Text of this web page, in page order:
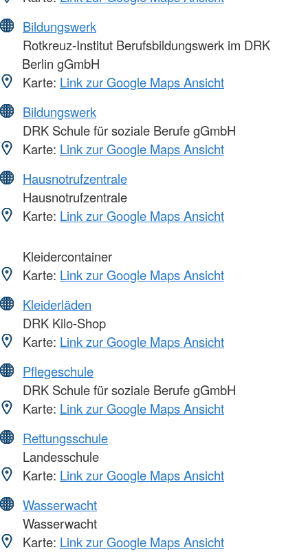
Bildungswerk
Rotkreuz-Institut Berufsbildungswerk im DRK
Berlin gGmbH
Karte: Link zur Google Maps Ansicht
Bildungswerk
DRK Schule für soziale Berufe gGmbH
Karte: Link zur Google Maps Ansicht
Hausnotrufzentrale
Hausnotrufzentrale
Karte: Link zur Google Maps Ansicht
Kleidercontainer
Karte: Link zur Google Maps Ansicht
Kleiderläden
DRK Kilo-Shop
Karte: Link zur Google Maps Ansicht
Pflegeschule
DRK Schule für soziale Berufe gGmbH
Karte: Link zur Google Maps Ansicht
Rettungsschule
Landesschule
Karte: Link zur Google Maps Ansicht
Wasserwacht
Wasserwacht
Karte: Link zur Google Maps Ansicht